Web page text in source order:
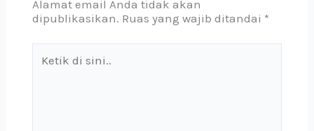
Alamat email Anda tidak akan
dipublikasikan. Ruas yang wajib ditandai *